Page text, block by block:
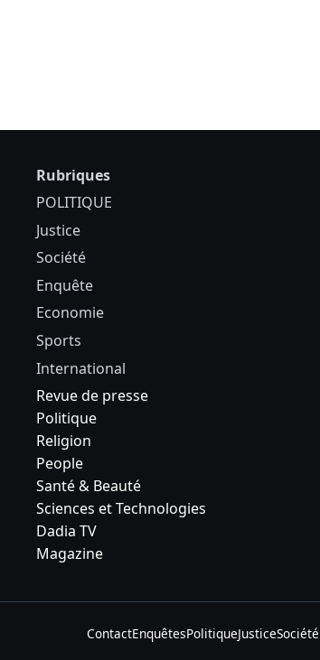
Rubriques
POLITIQUE
Justice
Société
Enquête
Economie
Sports
International
Revue de presse
Politique
Religion
People
Santé & Beauté
Sciences et Technologies
Dadia TV
Magazine
ContactEnquêtesPolitiqueJusticeSociété